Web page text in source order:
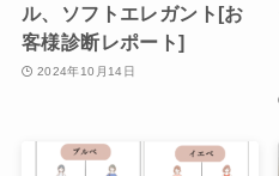
ル、ソフトエレガント[お
客様診断レポート]
2024年10月14日